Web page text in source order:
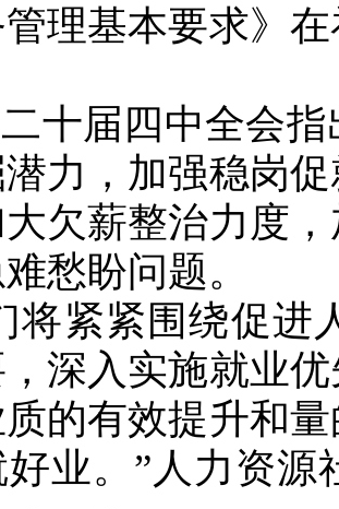
理基本要求》
十届四中全会
力，加强稳岗
欠薪整治力度
愁盼问题。
将紧紧围绕促进
，深入实施就业
的有效提升和
好业。”人力资